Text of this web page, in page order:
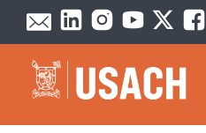
Passar para o conteúdo principal